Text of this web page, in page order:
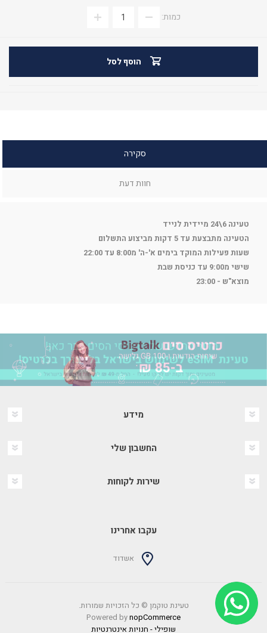
כמות:
הוסף לסל
סקירה
חוות דעת
טעינה 6\24 מיידית לנייד
הטעינה מתבצעת עד 5 דקות מביצוע התשלום
שעות פעילות המוקד בימים א'-ה' מ8:00 עד 22:00
שישי מ9:00 עד כניסת שבת
מוצא"ש - 23:00
מידע
החשבון שלי
שירות לקוחות
עקבו אחרינו
אשדוד
טעינת טוקמן © כל הזכויות שמורות.
Powered bynopCommerce
שופילי - חנויות אינטרנטיות